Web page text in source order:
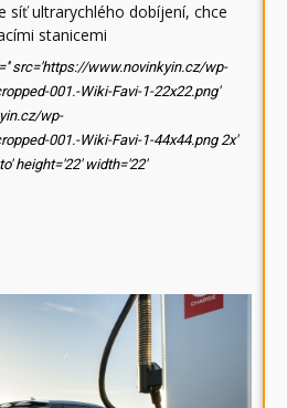
síť ultrarychlého dobíjení, chce
stanicemi
src='https://www.novinkyin.cz/wp-
001.-Wiki-Favi-1-22x22.png'
wp-
001.-Wiki-Favi-1-44x44.png 2x'
height='22' width='22'